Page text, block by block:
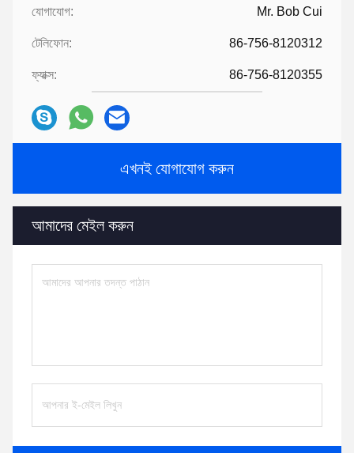
যোগাযোগ: Mr. Bob Cui
টেলিফোন: 86-756-8120312
ফ্যাক্স: 86-756-8120355
এখনই যোগাযোগ করুন
আমাদের মেইল ​​করুন